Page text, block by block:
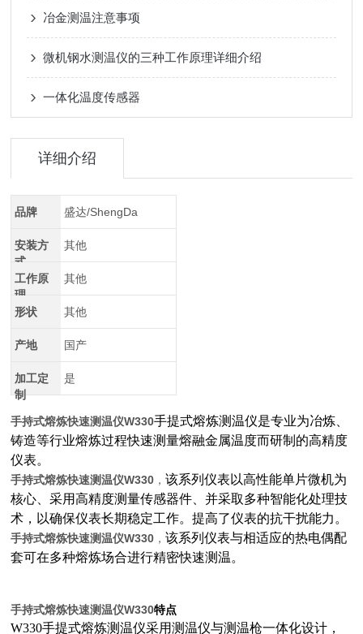
冶金测温注意事项
微机钢水测温仪的三种工作原理详细介绍
一体化温度传感器
详细介绍
品牌 盛达/ShengDa
安装方
式
其他
工作原
理
其他
形状 其他
产地 国产
加工定
制
是
手持式熔炼快速测温仪W330手提式熔炼测温仪是专业为冶炼、
铸造等行业熔炼过程快速测量熔融金属温度而研制的高精度
仪表。
手持式熔炼快速测温仪W330 ，该系列仪表以高性能单片微机为
核心、采用高精度测量传感器件、并采取多种智能化处理技
术，以确保仪表长期稳定工作。提高了仪表的抗干扰能力。
手持式熔炼快速测温仪W330 ，该系列仪表与相适应的热电偶配
套可在多种熔炼场合进行精密快速测温。
手持式熔炼快速测温仪W330特点
W330手提式熔炼测温仪采用测温仪与测温枪一体化设计，